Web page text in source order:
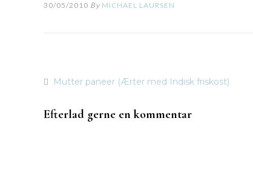
30/05/2010 By MICHAEL LAURSEN
Indlægsnavigation
Mutter paneer (Ærter med Indisk friskost)
Efterlad gerne en kommentar